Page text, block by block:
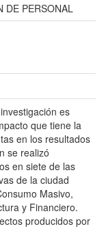
DE PERSONAL
es
que tiene la
en los resultados
se realizó
en siete de las
de la ciudad
Masivo,
y Financiero.
producidos por